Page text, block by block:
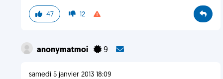
47 12
anonymatmoi 9
samedi 5 janvier 2013 18:09